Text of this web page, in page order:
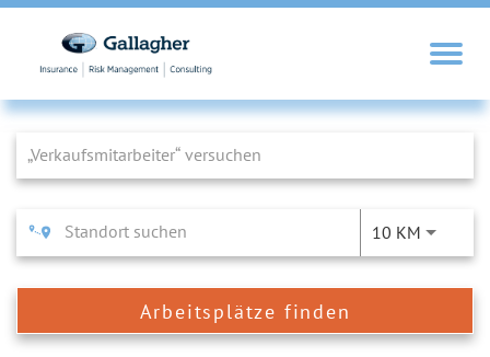
Job Search Page
10 KM
Arbeitsplätze finden